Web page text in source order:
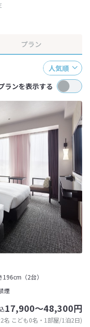
プラン
人気順
ランを表示する
（2台）
煙
17,900～48,300円
名 こども0名・1部屋/1泊2日)